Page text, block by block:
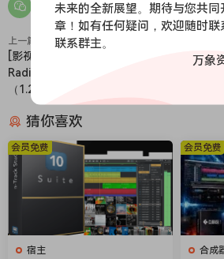
Edit, mix, record, and restore
comprehensive toolset that includes
and spectral display for creating,
restoring audio content. This
is designed to accelerate video
audio finishing — and deliver a
sound.
What is Audition?
Meet the industry’s best audio
precision editing tool for video,
effect design.
Record, edit, and integrate music
This step-by-step tutorial guides
上一篇
[影视乐采样] SampleTraxx
Radically Evolving [WAV]
（1.23GB）
[情感
音源
猜你喜欢
宿主
会员免费
合成
会员免费
未来的全新展望。期待与您共同
章！如有任何疑问，欢迎随时
联系群主。
万象